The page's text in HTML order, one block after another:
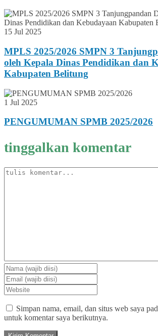
15 Jul 2025
MPLS 2025/2026 SMPN 3
oleh Kepala Dinas Pendidikan dan
Kabupaten Belitung
1 Jul 2025
PENGUMUMAN SPMB 2025/2026
tinggalkan komentar
Simpan nama, email, dan situs web saya
untuk komentar saya berikutnya.